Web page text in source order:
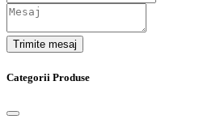
Trimite mesaj
Categorii Produse